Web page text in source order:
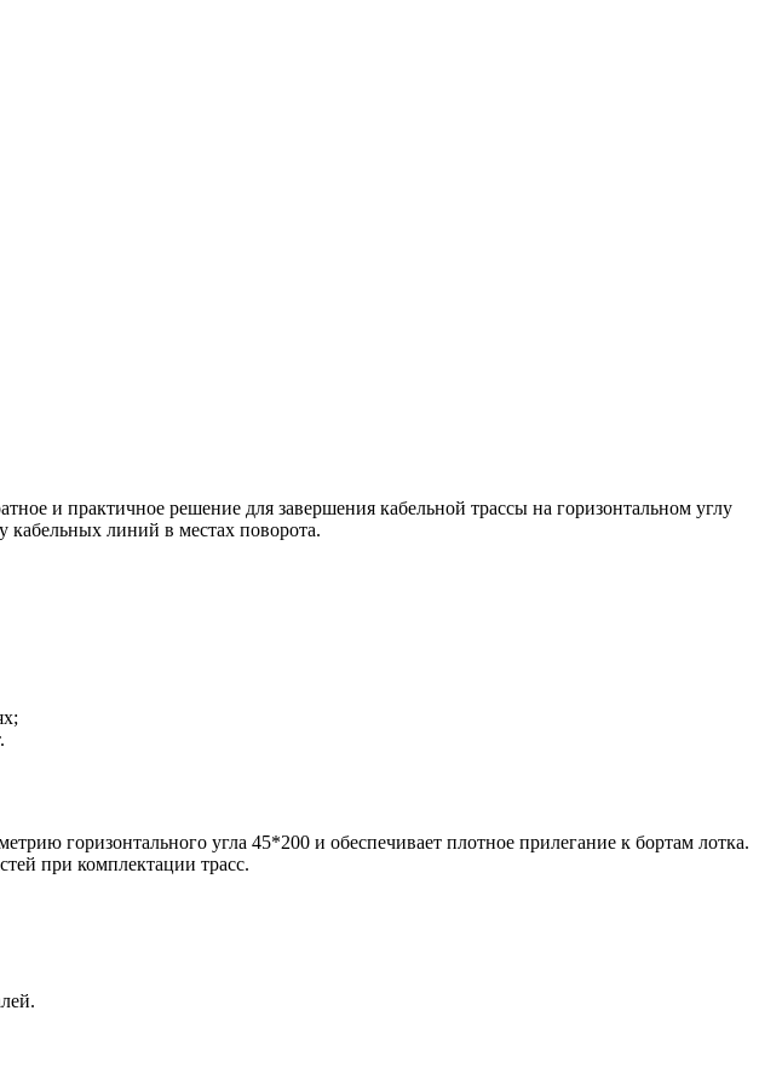
и практичное решение для завершения кабельной трассы на горизонтальном углу
кабельных линий в местах поворота.
горизонтального угла 45*200 и обеспечивает плотное прилегание к бортам лотка.
при комплектации трасс.